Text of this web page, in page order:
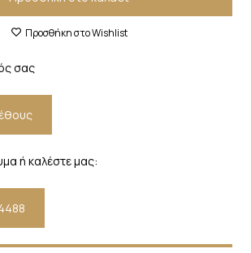
Προσθήκη στο Wishlist
σας
ή καλέστε μας: